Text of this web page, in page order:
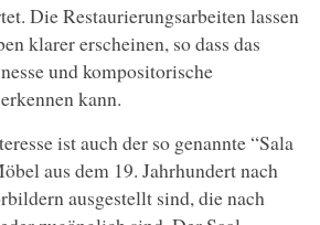
Die Restaurierungsarbeiten lassen
klarer erscheinen, so dass das
und kompositorische
kann.
ist auch der so genannte “Sala
aus dem 19. Jahrhundert nach
ausgestellt sind, die nach